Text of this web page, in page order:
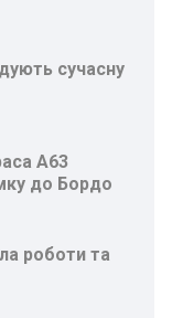
сучасну
A63
до Бордо
роботи та